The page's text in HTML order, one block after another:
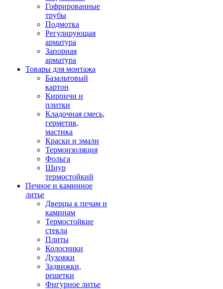
Гофрированные
трубы
Подмотка
Регулирующая
арматура
Запорная
арматура
Товары для монтажа
Базальтовый
картон
Кирпичи и
плитки
Кладочная смесь,
герметик,
мастика
Краски и эмали
Термоизоляция
Фольга
Шнур
термостойкий
Печное и каминное
литье
Дверцы к печам и
каминам
Термостойкие
стекла
Плиты
Колосники
Духовки
Задвижки,
решетки
Фигурное литье